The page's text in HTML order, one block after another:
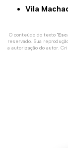
Vila
O conteúdo do texto "
reservado. Sua
a autorização do autor.